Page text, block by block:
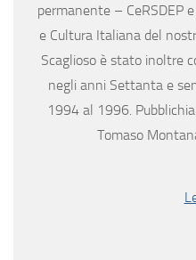
permanente – CeRSDEP
e Cultura Italiana del
Scaglioso è stato inoltre
negli anni Settanta e
1994 al 1996.
Tomaso